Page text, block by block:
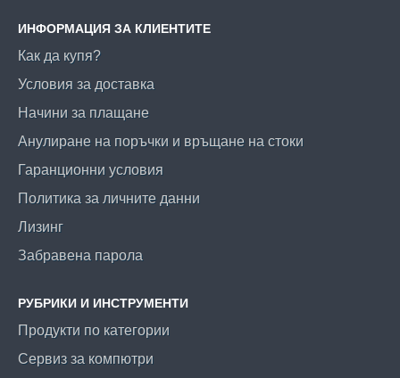
ИНФОРМАЦИЯ ЗА КЛИЕНТИТЕ
Как да купя?
Условия за доставка
Начини за плащане
Анулиране на поръчки и връщане на стоки
Гаранционни условия
Политика за личните данни
Лизинг
Забравена парола
РУБРИКИ И ИНСТРУМЕНТИ
Продукти по категории
Сервиз за компютри